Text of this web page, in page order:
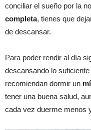
conciliar el sueño por la
completa, tienes que
de descansar.
Para poder rendir al día
descansando lo
recomiendan dormir un
tener una buena salud,
cada vez duerme menos